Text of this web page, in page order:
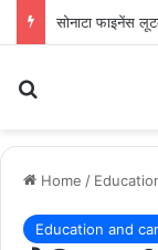
सोनाटा फाइनेंस
Home /
Education and